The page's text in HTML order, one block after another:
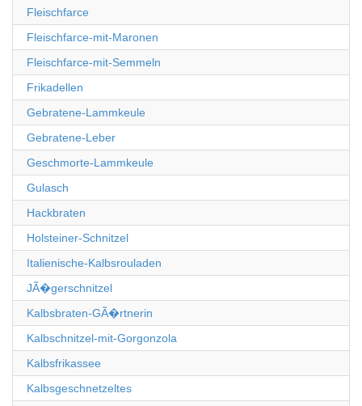
Fleischfarce
Fleischfarce-mit-Maronen
Fleischfarce-mit-Semmeln
Frikadellen
Gebratene-Lammkeule
Gebratene-Leber
Geschmorte-Lammkeule
Gulasch
Hackbraten
Holsteiner-Schnitzel
Italienische-Kalbsrouladen
JÃ�gerschnitzel
Kalbsbraten-GÃ�rtnerin
Kalbschnitzel-mit-Gorgonzola
Kalbsfrikassee
Kalbsgeschnetzeltes